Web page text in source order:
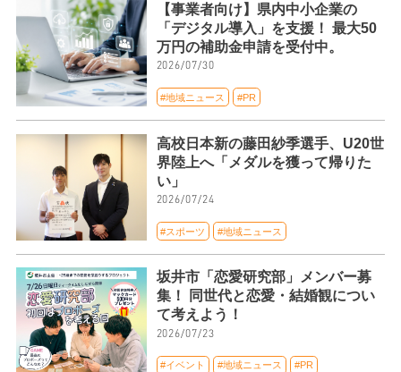
【事業者向け】県内中小企業の
「デジタル導入」を支援！ 最大50
万円の補助金申請を受付中。
2026/07/30
#地域ニュース #PR
高校日本新の藤田紗季選手、U20世
界陸上へ「メダルを獲って帰りた
い」
2026/07/24
#スポーツ #地域ニュース
坂井市「恋愛研究部」メンバー募
集！ 同世代と恋愛・結婚観につい
て考えよう！
2026/07/23
#イベント #地域ニュース #PR